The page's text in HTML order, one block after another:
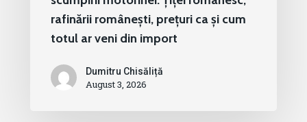
rafinării românești, prețuri ca și cum
totul ar veni din import
Dumitru Chisăliță
August 3, 2026